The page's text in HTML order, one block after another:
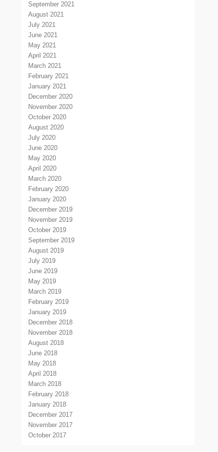
September 2021
August 2021
July 2021
June 2021
May 2021
April 2021
March 2021
February 2021
January 2021
December 2020
November 2020
October 2020
August 2020
July 2020
June 2020
May 2020
April 2020
March 2020
February 2020
January 2020
December 2019
November 2019
October 2019
September 2019
August 2019
July 2019
June 2019
May 2019
March 2019
February 2019
January 2019
December 2018
November 2018
August 2018
June 2018
May 2018
April 2018
March 2018
February 2018
January 2018
December 2017
November 2017
October 2017